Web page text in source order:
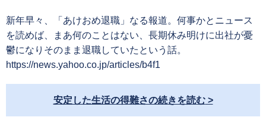
新年早々、「あけおめ退職」なる報道。何事かとニュース
を読めば、まあ何のことはない、長期休み明けに出社が憂
鬱になりそのまま退職していたという話。
https://news.yahoo.co.jp/articles/b4f1
安定した生活の得難さの続きを読む